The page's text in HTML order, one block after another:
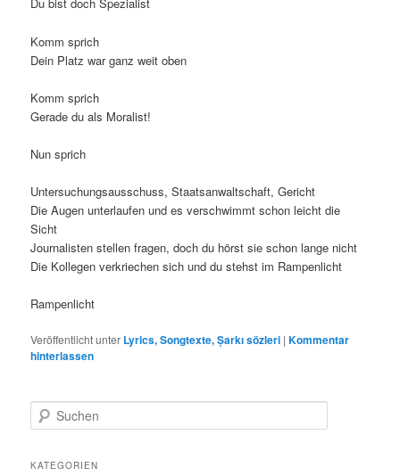
Du bist doch Spezialist
Komm sprich
Dein Platz war ganz weit oben
Komm sprich
Gerade du als Moralist!
Nun sprich
Untersuchungsausschuss, Staatsanwaltschaft, Gericht
Die Augen unterlaufen und es verschwimmt schon leicht die
Sicht
Journalisten stellen fragen, doch du hörst sie schon lange nicht
Die Kollegen verkriechen sich und du stehst im Rampenlicht
Rampenlicht
Veröffentlicht unter Lyrics, Songtexte, Șarkı sözleri |Kommentar
hinterlassen
u
h
KATEGORIEN